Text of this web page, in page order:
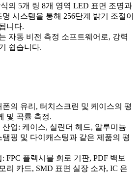
의 5개 링 8개 영역 LED 표면 조명과
시스템을 통해 256단계 밝기 조절이
니다.
자동 비전 측정 소프트웨어로, 강력
쉽습니다.
의 유리, 터치스크린 및 케이스의 평
및 곡률 측정.
업: 케이스, 실린더 헤드, 알루미늄
핑 및 다이캐스팅과 같은 제품의 평
FPC 플렉시블 회로 기판, PDF 백보
리 카드, SMD 표면 실장 소자, IC 은